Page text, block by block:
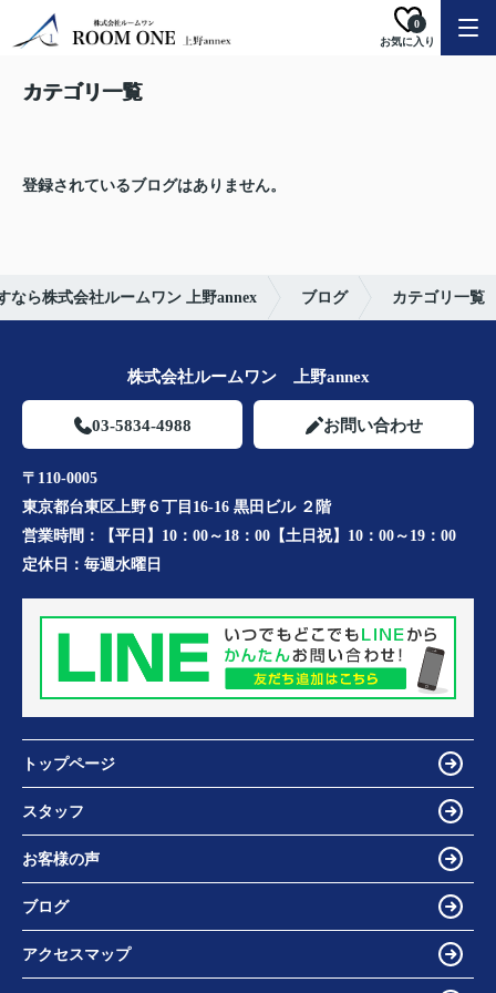
お気に入り
0
カテゴリ一覧
登録されているブログはありません。
なら株式会社ルームワン 上野annex ブログ カテゴリ一覧
株式会社ルームワン 上野annex
03-5834-4988 お問い合わせ
〒110-0005
東京都台東区上野６丁目16-16 黒田ビル ２階
営業時間：
【平日】10：00～18：00【土日祝】10：00～19：00
定休日： 毎週水曜日
トップページ
スタッフ
お客様の声
ブログ
アクセスマップ